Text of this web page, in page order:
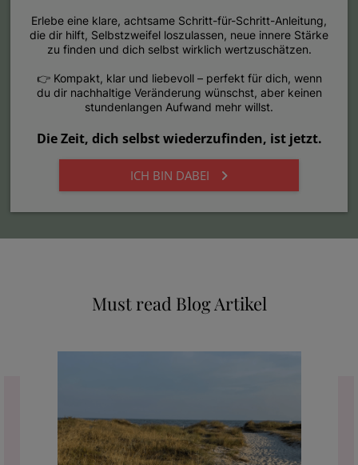
Erlebe eine klare, achtsame Schritt-für-Schritt-Anleitung,
die dir hilft, Selbstzweifel loszulassen, neue innere Stärke
zu finden und dich selbst wirklich wertzuschätzen.
👉 Kompakt, klar und liebevoll – perfekt für dich, wenn
du dir nachhaltige Veränderung wünschst, aber keinen
stundenlangen Aufwand mehr willst.
Die Zeit, dich selbst wiederzufinden, ist jetzt.
ICH BIN DABEI
Must read Blog Artikel